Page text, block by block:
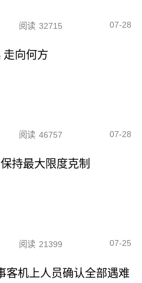
阅读 32715 07-28
走向何方
阅读 46757 07-28
持最大限度克制
阅读 21399 07-25
客机上人员确认全部遇难